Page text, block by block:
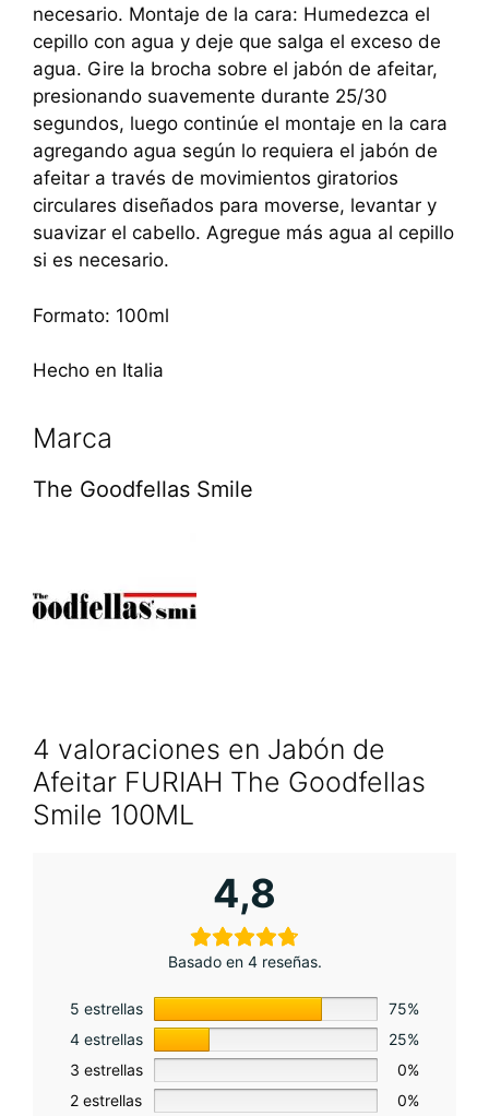
necesario. Montaje de la cara: Humedezca el
cepillo con agua y deje que salga el exceso de
agua. Gire la brocha sobre el jabón de afeitar,
presionando suavemente durante 25/30
segundos, luego continúe el montaje en la cara
agregando agua según lo requiera el jabón de
afeitar a través de movimientos giratorios
circulares diseñados para moverse, levantar y
suavizar el cabello. Agregue más agua al cepillo
si es necesario.
Formato: 100ml
Hecho en Italia
Marca
The Goodfellas Smile
4 valoraciones en Jabón de
Afeitar FURIAH The Goodfellas
Smile 100ML
4,8
Basado en 4 reseñas.
5 estrellas
75%
4 estrellas
25%
3 estrellas
0%
2 estrellas
0%